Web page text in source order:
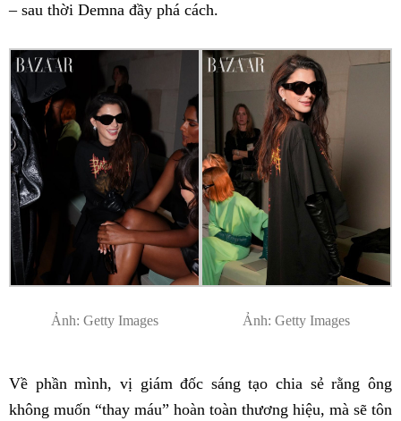
– sau thời Demna đầy phá cách.
Ảnh: Getty Images Ảnh: Getty Images
Về phần mình, vị giám đốc sáng tạo chia sẻ rằng ông
không muốn “thay máu” hoàn toàn thương hiệu, mà sẽ tôn